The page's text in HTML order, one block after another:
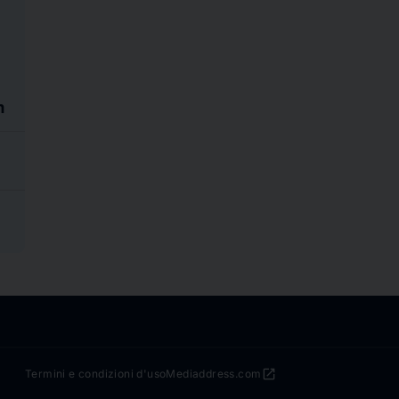
Termini e condizioni d'uso open_in_new
Mediaddress.com